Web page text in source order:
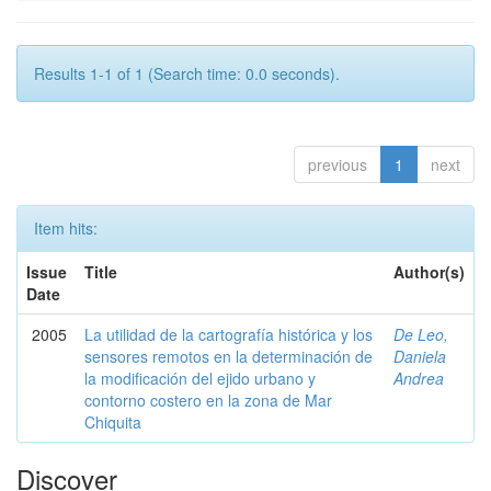
Results 1-1 of 1 (Search time: 0.0 seconds).
previous 1 next
Item hits:
Issue
Date
Title Author(s)
2005
La utilidad de la cartografía histórica y los
sensores remotos en la determinación de
la modificación del ejido urbano y
contorno costero en la zona de Mar
Chiquita
De Leo,
Daniela
Andrea
Discover